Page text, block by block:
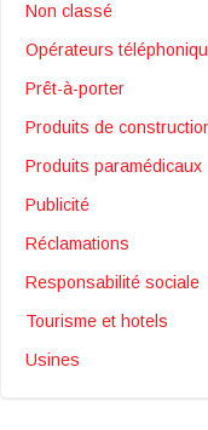
Non classé
Opérateurs
Prêt-à-porter
Produits de
Produits paramédicaux
Publicité
Réclamations
Responsabilité sociale
Tourisme et hotels
Usines